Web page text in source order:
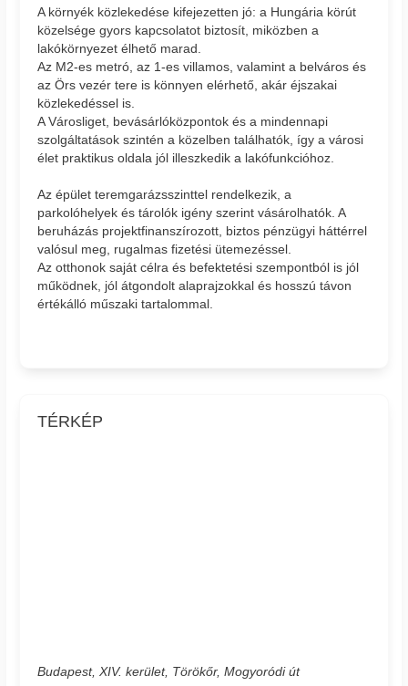
A környék közlekedése kifejezetten jó: a Hungária körút
közelsége gyors kapcsolatot biztosít, miközben a
lakókörnyezet élhető marad.
Az M2-es metró, az 1-es villamos, valamint a belváros és
az Örs vezér tere is könnyen elérhető, akár éjszakai
közlekedéssel is.
A Városliget, bevásárlóközpontok és a mindennapi
szolgáltatások szintén a közelben találhatók, így a városi
élet praktikus oldala jól illeszkedik a lakófunkcióhoz.
Az épület teremgarázsszinttel rendelkezik, a
parkolóhelyek és tárolók igény szerint vásárolhatók. A
beruházás projektfinanszírozott, biztos pénzügyi háttérrel
valósul meg, rugalmas fizetési ütemezéssel.
Az otthonok saját célra és befektetési szempontból is jól
működnek, jól átgondolt alaprajzokkal és hosszú távon
értékálló műszaki tartalommal.
TÉRKÉP
Budapest, XIV. kerület, Törökőr, Mogyoródi út